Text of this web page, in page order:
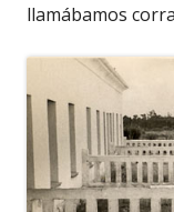
llamábamos